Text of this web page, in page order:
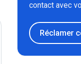
contact avec
Réclamer